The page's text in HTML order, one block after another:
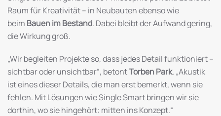
Raum für Kreativität – in Neubauten ebenso wie
beim Bauen im Bestand. Dabei bleibt der Aufwand gering,
die Wirkung groß.
„Wir begleiten Projekte so, dass jedes Detail funktioniert –
sichtbar oder unsichtbar“, betontTorben Park. „Akustik
ist eines dieser Details, die man erst bemerkt, wenn sie
fehlen. Mit Lösungen wie Single Smart bringen wir sie
dorthin, wo sie hingehört: mitten ins Konzept.“